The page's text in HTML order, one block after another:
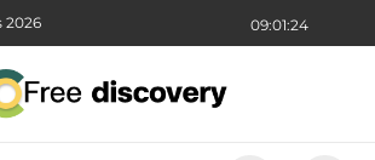
09:01:26
2026